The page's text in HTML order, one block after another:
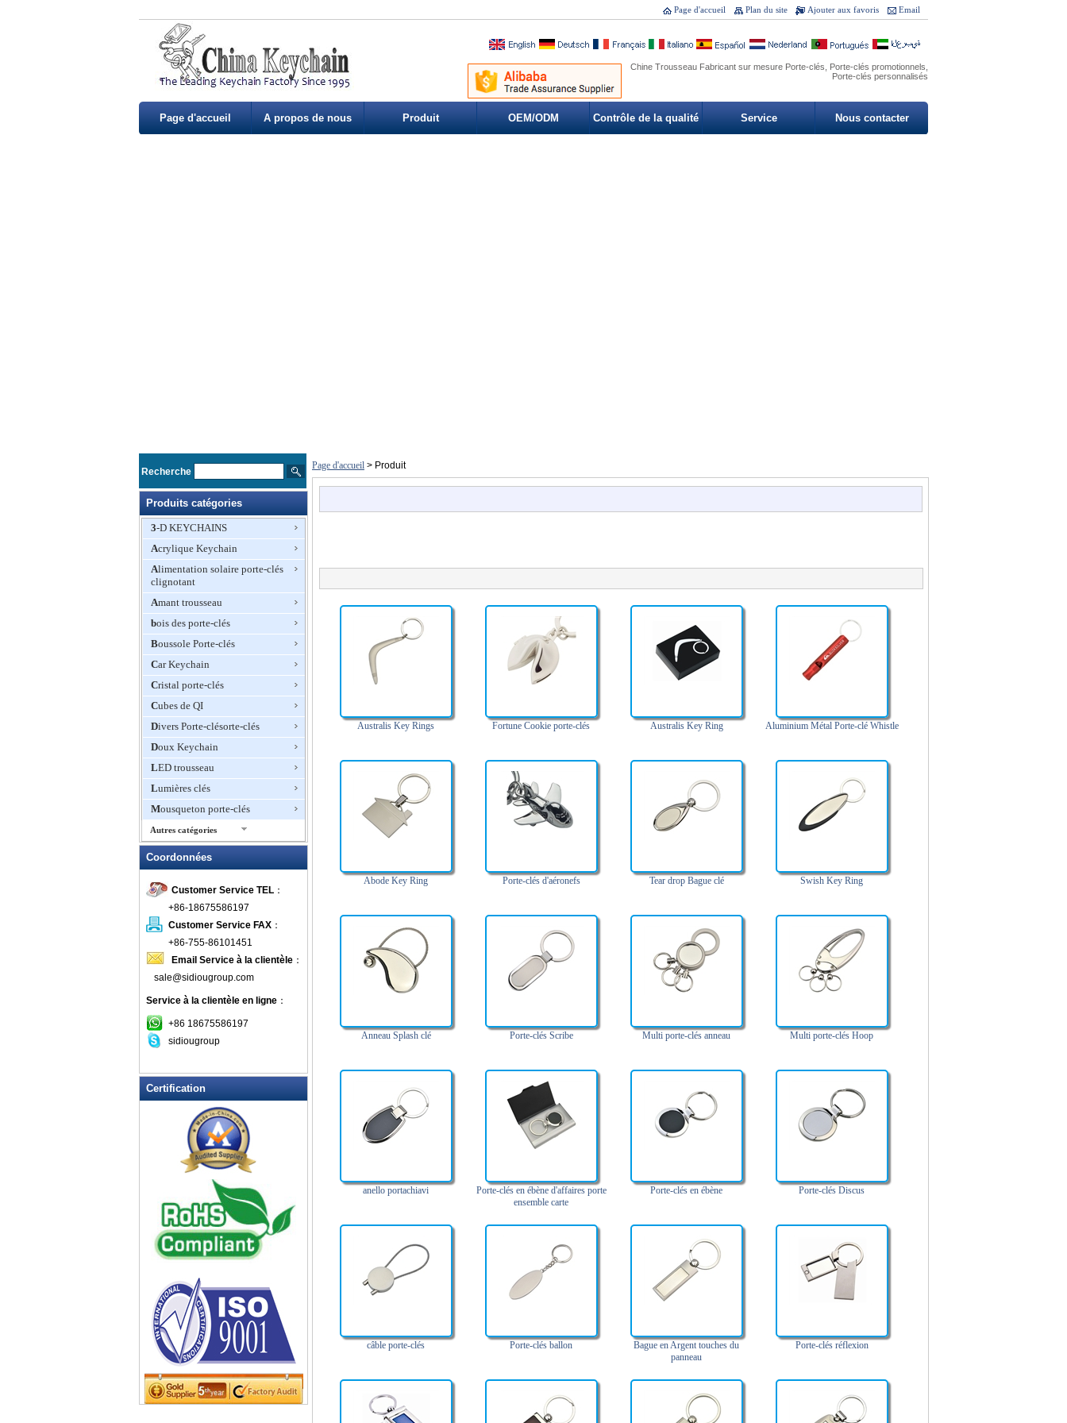
Email
Ajouter aux favoris
Plan du site
Page d'accueil
Chine Trousseau Fabricant sur ​​mesure Porte-clés, Porte-clés promotionnels,
Porte-clés personnalisés
Page d'accueil A propos de nous Produit OEM/ODM Contrôle de la qualité Service Nous contacter
Recherche
Produits catégories
3-D KEYCHAINS
Acrylique Keychain
Alimentation solaire porte-clés
clignotant
Amant trousseau
bois des porte-clés
Boussole Porte-clés
Car Keychain
Cristal porte-clés
Cubes de QI
Divers Porte-clésorte-clés
Doux Keychain
LED trousseau
Lumières clés
Mousqueton porte-clés
Autres catégories
Multi-Function-clés
Pointeur laser Porte-clés
PORTE-CABLE
porte-clés de nouveauté
Porte-clés décapsuleur
Porte-clés Disney
Porte-clés du jeu
porte-clés en cuir
Porte-clés en métal
porte-clés en plastique
porte-clés gravé
porte-clés gros
Porte-clés Outil
porte-clés personnalisé
porte-clés personnalisés
porte-clés photo
Porte-clés photo numérique
Porte-clés Porte ID
porte-clés sport
porte-clés torche
PORTE-MESURE TAPE
Porte-Pill Box
Porte-plume
PORTE-PROMOTIONNELLES
Principales Finder
PVC souple Porte-clés
Stress Boule Keychain
Coordonnées
Customer Service TEL ：
+86-18675586197
Customer Service FAX ：
+86-755-86101451
Email Service à la clientèle ：
sale@sidiougroup.com
Service à la clientèle en ligne ：
+86 18675586197
sidiougroup
Certification
Page d'accueil > Produit
Australis Key Rings Fortune Cookie porte-clés Australis Key Ring Aluminium Métal Porte-clé Whistle
Abode Key Ring Porte-clés d'aéronefs Tear drop Bague clé Swish Key Ring
Anneau Splash clé Porte-clés Scribe Multi porte-clés anneau Multi porte-clés Hoop
anello portachiavi
Porte-clés en ébène d'affaires porte
ensemble carte
Porte-clés en ébène Porte-clés Discus
câble porte-clés Porte-clés ballon
Bague en Argent touches du
panneau
Porte-clés réflexion